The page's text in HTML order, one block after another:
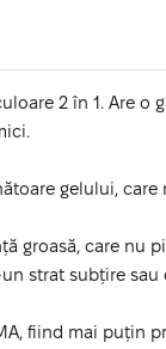
2 în 1. Are
gelului,
groasă, care
strat subțire sau
fiind mai puțin